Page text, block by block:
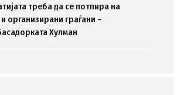
треба да се потпира на
организирани граѓани –
Хулман